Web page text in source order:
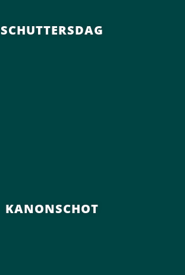
SCHUTTERSDAG
KANONSCHOT